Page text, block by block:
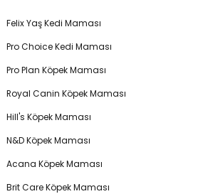
Felix Yaş Kedi Maması
Pro Choice Kedi Maması
Pro Plan Köpek Maması
Royal Canin Köpek Maması
Hill's Köpek Maması
N&D Köpek Maması
Acana Köpek Maması
Brit Care Köpek Maması